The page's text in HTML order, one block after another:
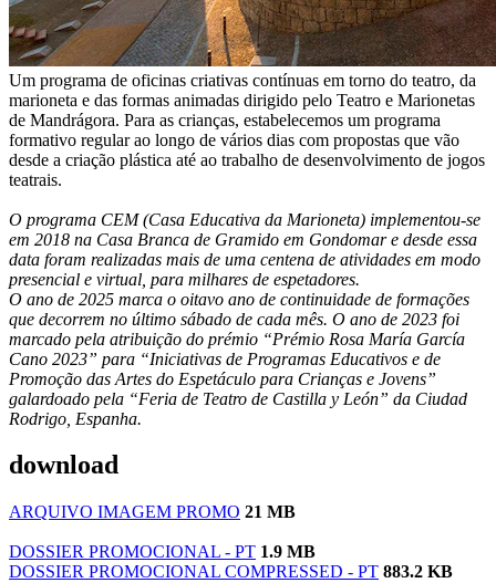
Um programa de oficinas criativas contínuas em torno do teatro, da
marioneta e das formas animadas dirigido pelo Teatro e Marionetas
de Mandrágora. Para as crianças, estabelecemos um programa
formativo regular ao longo de vários dias com propostas que vão
desde a criação plástica até ao trabalho de desenvolvimento de jogos
teatrais.
O programa CEM (Casa Educativa da Marioneta) implementou-se
em 2018 na Casa Branca de Gramido em Gondomar e desde essa
data foram realizadas mais de uma centena de atividades em modo
presencial e virtual, para milhares de espetadores.
O ano de 2025 marca o oitavo ano de continuidade de formações
que decorrem no último sábado de cada mês. O ano de 2023 foi
marcado pela atribuição do prémio “Prémio Rosa María García
Cano 2023” para “Iniciativas de Programas Educativos e de
Promoção das Artes do Espetáculo para Crianças e Jovens”
galardoado pela “Feria de Teatro de Castilla y León” da Ciudad
Rodrigo, Espanha.
download
ARQUIVO IMAGEM PROMO 21 MB
DOSSIER PROMOCIONAL - PT 1.9 MB
DOSSIER PROMOCIONAL COMPRESSED - PT 883.2 KB